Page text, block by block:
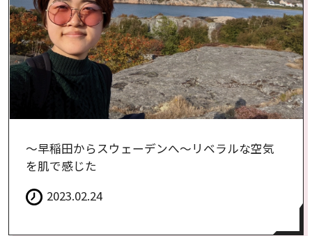
～早稲田からスウェーデンへ～リベラルな空気
を肌で感じた
2023.02.24